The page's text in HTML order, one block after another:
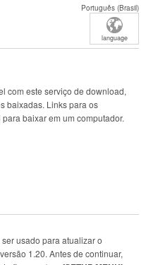
Português (Brasil)
language
com este serviço de download,
baixadas. Links para os
baixar em um computador.
usado para atualizar o
1.20. Antes de continuar,